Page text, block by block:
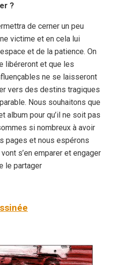
?
de cerner un peu
victime et en cela lui
et de la patience. On
libéreront et que les
ne se laisseront
vers des destins tragiques
Nous souhaitons que
album pour qu’il ne soit pas
si nombreux à avoir
pages et nous espérons
s’en emparer et engager
le partager